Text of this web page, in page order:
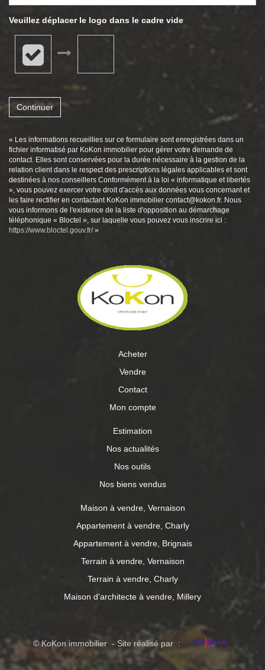
Veuillez déplacer le logo dans le cadre vide
Continuer
« Les informations recueillies sur ce formulaire sont enregistrées dans un
fichier informatisé par KoKon immobilier pour gérer votre demande de
contact. Elles sont conservées pour la durée nécessaire à la gestion de la
relation client dans le respect des prescriptions légales applicables et sont
destinées à nos conseillers Conformément à la loi « informatique et libertés
», vous pouvez exercer votre droit d'accès aux données vous concernant et
les faire rectifier en contactant KoKon immobilier contact@kokon.fr. Nous
vous informons de l'existence de la liste d'opposition au démarchage
téléphonique « Bloctel », sur laquelle vous pouvez vous inscrire ici :
https://www.bloctel.gouv.fr/»
Acheter
Vendre
Contact
Mon compte
Estimation
Nos actualités
Nos outils
Nos biens vendus
Maison à vendre, Vernaison
Appartement à vendre, Charly
Appartement à vendre, Brignais
Terrain à vendre, Vernaison
Terrain à vendre, Charly
Maison d'architecte à vendre, Millery
© KoKon immobilier - Site réalisé par :